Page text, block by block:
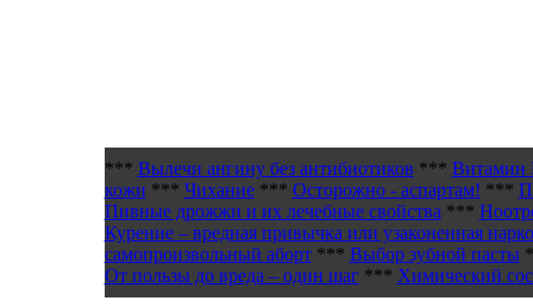
*** Вылечи ангину без антибиотиков *** Витамин
кожи *** Чихание*** Осторожно - аспартам! ***
Пивные дрожжи и их лечебные свойства ***
Курение – вредная привычка или узаконенная
самопроизвольный аборт*** Выбор зубной пасты
От пользы до вреда – один шаг*** Химический